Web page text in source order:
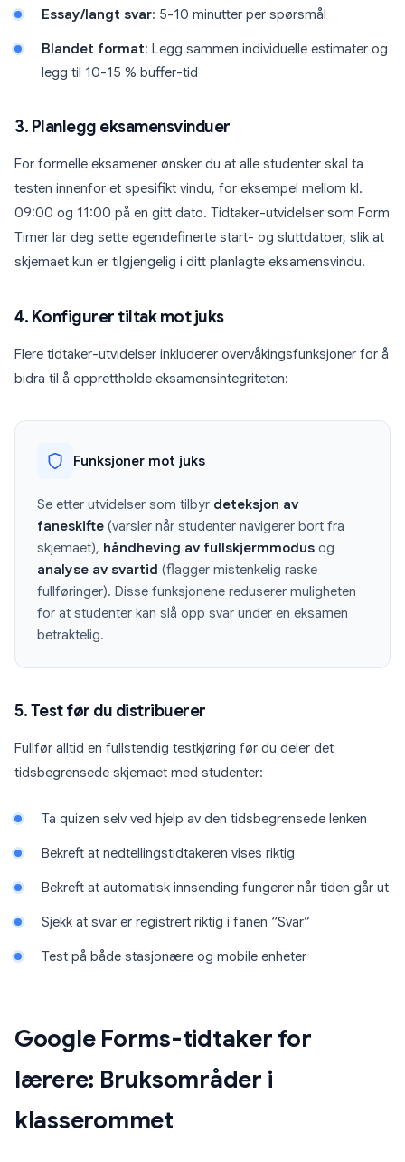
Essay/langt svar: 5-10 minutter per spørsmål
Blandet format: Legg sammen individuelle estimater og
legg til 10-15 % buffer-tid
3. Planlegg eksamensvinduer
For formelle eksamener ønsker du at alle studenter skal ta
testen innenfor et spesifikt vindu, for eksempel mellom kl.
09:00 og 11:00 på en gitt dato. Tidtaker-utvidelser som Form
Timer lar deg sette egendefinerte start- og sluttdatoer, slik at
skjemaet kun er tilgjengelig i ditt planlagte eksamensvindu.
4. Konfigurer tiltak mot juks
Flere tidtaker-utvidelser inkluderer overvåkingsfunksjoner for å
bidra til å opprettholde eksamensintegriteten:
Funksjoner mot juks
Se etter utvidelser som tilbyr deteksjon av
faneskifte (varsler når studenter navigerer bort fra
skjemaet), håndheving av fullskjermmodus og
analyse av svartid (flagger mistenkelig raske
fullføringer). Disse funksjonene reduserer muligheten
for at studenter kan slå opp svar under en eksamen
betraktelig.
5. Test før du distribuerer
Fullfør alltid en fullstendig testkjøring før du deler det
tidsbegrensede skjemaet med studenter:
Ta quizen selv ved hjelp av den tidsbegrensede lenken
Bekreft at nedtellingstidtakeren vises riktig
Bekreft at automatisk innsending fungerer når tiden går ut
Sjekk at svar er registrert riktig i fanen “Svar”
Test på både stasjonære og mobile enheter
Google Forms-tidtaker for
lærere: Bruksområder i
klasserommet